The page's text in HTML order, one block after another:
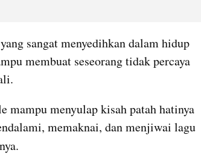
sangat menyedihkan dalam hidup
membuat seseorang tidak percaya
mampu menyulap kisah patah hatinya